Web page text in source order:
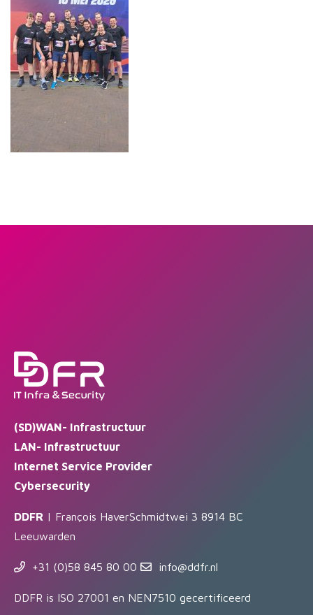
(SD)WAN- Infrastructuur
LAN- Infrastructuur
Internet Service Provider
Cybersecurity
DDFR | François HaverSchmidtwei 3 8914 BC
Leeuwarden
+31 (0)58 845 80 00 info@ddfr.nl
DDFR is ISO 27001 en NEN7510 gecertificeerd